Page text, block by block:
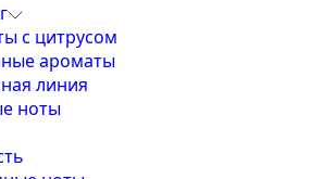
с цитрусом
ароматы
линия
ноты